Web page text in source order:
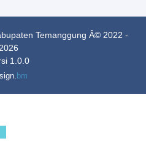
Temanggung Â© 2022 -
2026
1.0.0
bm